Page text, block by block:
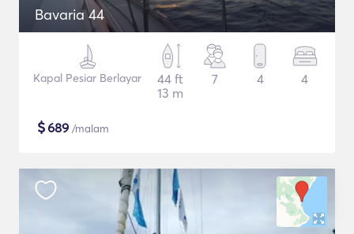
Bavaria 44
Kapal Pesiar Berlayar
44 ft
13 m
7 4 4
$689 /malam